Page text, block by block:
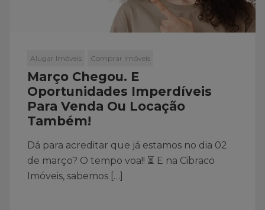
Alugar Imóveis Comprar Imóveis
Março Chegou. E
Oportunidades Imperdíveis
Para Venda Ou Locação
Também!
Dá para acreditar que já estamos no dia 02
de março? O tempo voa!! ⏳ E na Cibraco
Imóveis, sabemos […]